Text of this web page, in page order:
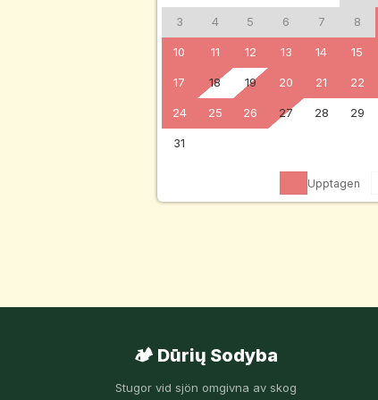
3 4 5 6 7 8
10 11 12 13 14 15
17 18 19 20 21 22
24 25 26 27 28 29
31
Upptagen
🏕️ Dūrių Sodyba
Stugor vid sjön omgivna av skog